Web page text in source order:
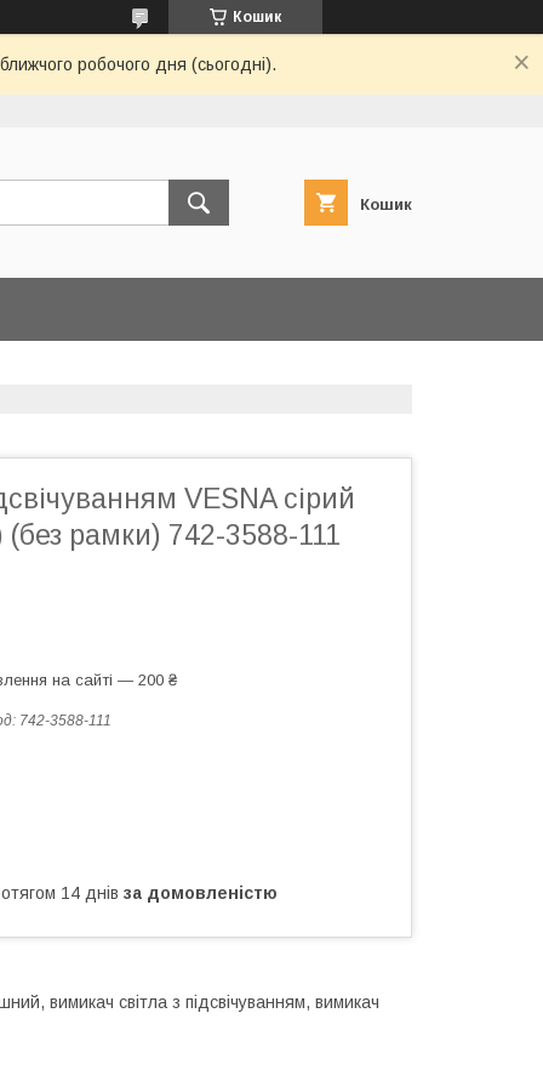
Кошик
робочого дня (сьогодні).
Кошик
VESNA сірий
рамки) 742-3588-111
на сайті — 200 ₴
742-3588-111
14 днів за домовленістю
вимикач світла з підсвічуванням, вимикач